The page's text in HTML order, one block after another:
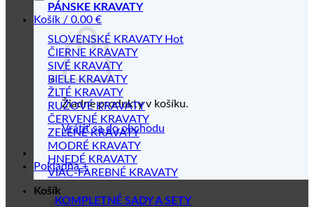
Košík / 0.00 €
Žiadne produkty v košíku.
Vrátiť sa do obchodu
Pokladňa +
Košík
PÁNSKE KRAVATY
SLOVENSKÉ KRAVATY
ČIERNE KRAVATY
SIVÉ KRAVATY
BIELE KRAVATY
ŽLTÉ KRAVATY
RUŽOVÉ KRAVATY
ČERVENÉ KRAVATY
ZELENÉ KRAVATY
MODRÉ KRAVATY
HNEDÉ KRAVATY
VIAC-FAREBNÉ KRAVATY
KOMPLETNÉ SADY A SETY